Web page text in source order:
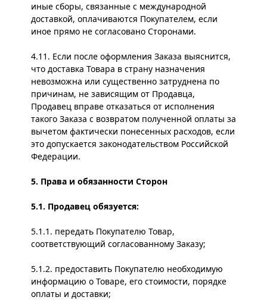
иные сборы, связанные с международной
доставкой, оплачиваются Покупателем, если
иное прямо не согласовано Сторонами.
4.11. Если после оформления Заказа выяснится,
что доставка Товара в страну назначения
невозможна или существенно затруднена по
причинам, не зависящим от Продавца,
Продавец вправе отказаться от исполнения
такого Заказа с возвратом полученной оплаты за
вычетом фактически понесенных расходов, если
это допускается законодательством Российской
Федерации.
5. Права и обязанности Сторон
5.1. Продавец обязуется:
5.1.1. передать Покупателю Товар,
соответствующий согласованному Заказу;
5.1.2. предоставить Покупателю необходимую
информацию о Товаре, его стоимости, порядке
оплаты и доставки;